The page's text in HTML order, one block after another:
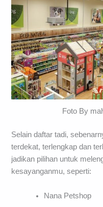
Foto By
Selain daftar tadi,
terdekat, terlengkap dan
jadikan pilihan untuk
kesayanganmu, seperti:
Nana Petshop